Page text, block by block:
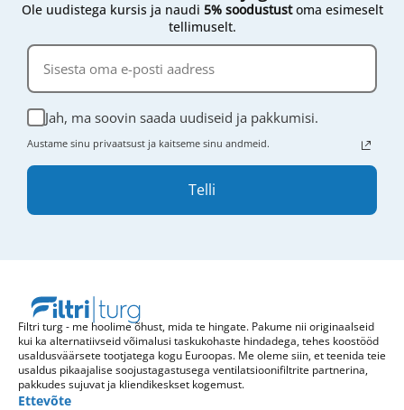
Ole uudistega kursis ja naudi 5% soodustustoma esimeselt
tellimuselt.
Jah, ma soovin saada uudiseid ja pakkumisi.
Austame sinu privaatsust ja kaitseme sinu andmeid.
Telli
Filtri turg - me hoolime õhust, mida te hingate. Pakume nii originaalseid
kui ka alternatiivseid võimalusi taskukohaste hindadega, tehes koostööd
usaldusväärsete tootjatega kogu Euroopas. Me oleme siin, et teenida teie
usaldus pikaajalise soojustagastusega ventilatsioonifiltrite partnerina,
pakkudes sujuvat ja kliendikeskset kogemust.
Ettevõte